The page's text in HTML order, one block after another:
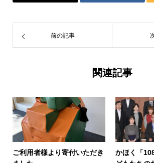
前の記事
関連記事
ご利用者様より寄付いただき
かほく「